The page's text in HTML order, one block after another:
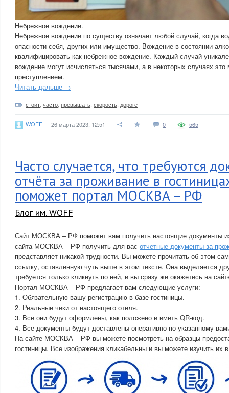
Небрежное вождение.
Небрежное вождение по существу означает любой случай, когда
опасности себя, других или имущество. Вождение в состоянии
квалифицировать как небрежное вождение. Каждый случай
вождение могут исчисляться тысячами, а в некоторых случаях
преступлением.
Читать дальше →
стоит часто превышать скорость дороге
WOFF 26 марта 2023, 12:51 0 565
Часто случается, что требуются
отчёта за проживание в
поможет портал МОСКВА – РФ
Блог им. WOFF
Сайт МОСКВА – РФ поможет вам получить настоящие документы
сайта МОСКВА – РФ получить для вас отчетные документы за
представляет никакой трудности. Вы можете прочитать об этом
ссылку, оставленную чуть выше в этом тексте. Она выделяется
требуется только кликнуть по ней, и вы сразу же окажетесь на
Портал МОСКВА – РФ предлагает вам следующие услуги:
1. Обязательную вашу регистрацию в базе гостиницы.
2. Реальные чеки от настоящего отеля.
3. Все они будут оформлены, как положено и иметь QR-код.
4. Все документы будут доставлены оперативно по указанному
На сайте МОСКВА – РФ вы можете посмотреть на образцы
гостиницы. Все изображения кликабельны и вы можете изучить их